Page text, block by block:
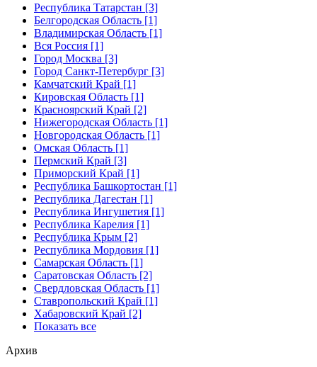
Республика Татарстан [3]
Белгородская Область [1]
Владимирская Область [1]
Вся Россия [1]
Город Москва [3]
Город Санкт-Петербург [3]
Камчатский Край [1]
Кировская Область [1]
Красноярский Край [2]
Нижегородская Область [1]
Новгородская Область [1]
Омская Область [1]
Пермский Край [3]
Приморский Край [1]
Республика Башкортостан [1]
Республика Дагестан [1]
Республика Ингушетия [1]
Республика Карелия [1]
Республика Крым [2]
Республика Мордовия [1]
Самарская Область [1]
Саратовская Область [2]
Свердловская Область [1]
Ставропольский Край [1]
Хабаровский Край [2]
Показать все
Архив